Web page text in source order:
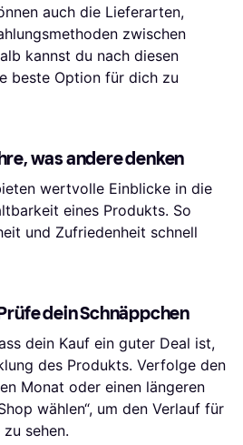
auch die Lieferarten,
zwischen
kannst du nach diesen
beste Option für dich zu
was andere denken
wertvolle Einblicke in die
eines Produkts. So
und Zufriedenheit schnell
dein Schnäppchen
dein Kauf ein guter Deal ist,
des Produkts. Verfolge den
Monat oder einen längeren
wählen“, um den Verlauf für
sehen.